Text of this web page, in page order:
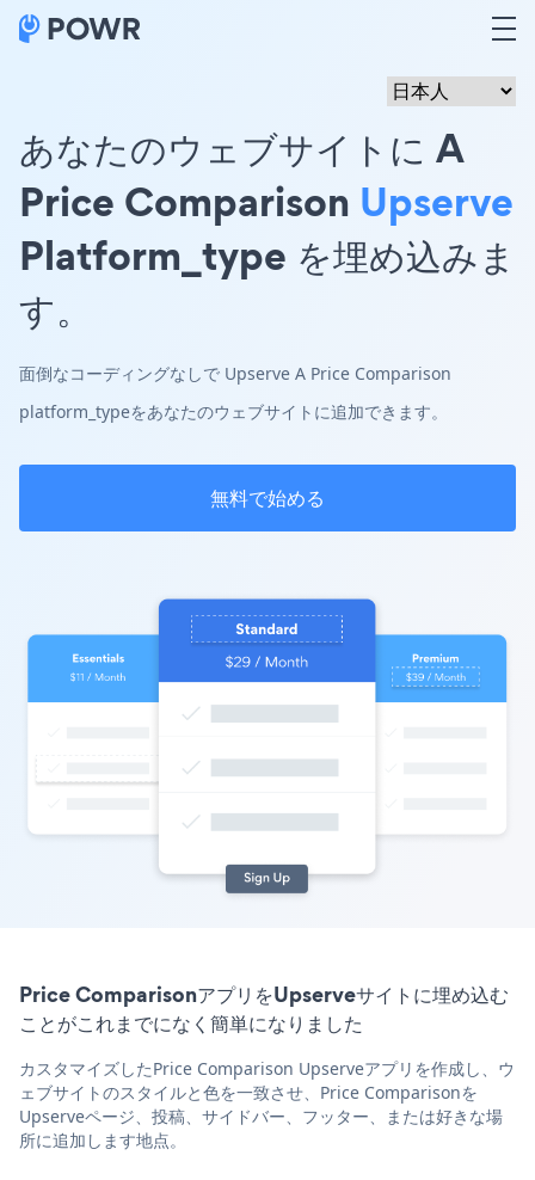
あなたのウェブサイトに A
Price Comparison Upserve
Platform_type を埋め込みま
す。
面倒なコーディングなしで Upserve A Price Comparison
platform_typeをあなたのウェブサイトに追加できます。
無料で始める
Price ComparisonアプリをUpserveサイトに埋め込む
ことがこれまでになく簡単になりました
カスタマイズしたPrice Comparison Upserveアプリを作成し、ウ
ェブサイトのスタイルと色を一致させ、Price Comparisonを
Upserveページ、投稿、サイドバー、フッター、または好きな場
所に追加します地点。